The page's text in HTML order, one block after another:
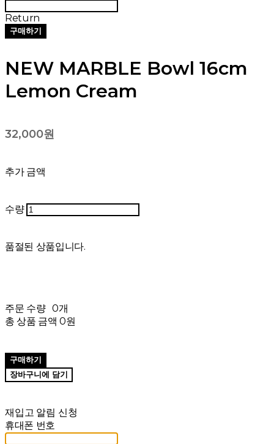
Return
구매하기
NEW MARBLE Bowl 16cm
Lemon Cream
32,000원
추가 금액
수량
품절된 상품입니다.
주문 수량 0개
총 상품 금액 0원
구매하기
장바구니에 담기
재입고 알림 신청
휴대폰 번호